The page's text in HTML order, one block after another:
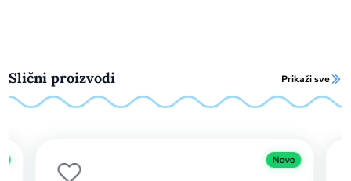
Slični proizvodi Prikaži sve
Novo